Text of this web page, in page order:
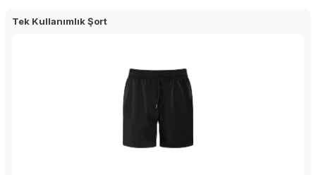
Masaj Yağı
Tek Kullanımlık Şort